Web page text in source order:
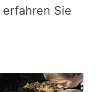
erfahren Sie